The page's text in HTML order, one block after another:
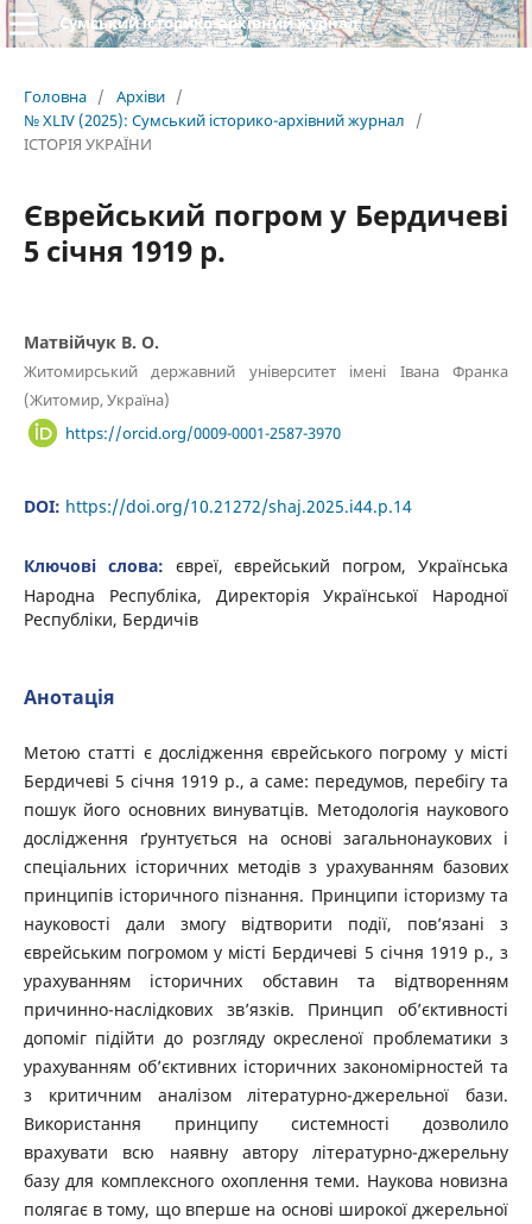
Сумський історико-архівний журнал
Головна / Архіви /
№ XLIV (2025): Сумський історико-архівний журнал
/
ІСТОРІЯ УКРАЇНИ
Єврейський погром у Бердичеві
5 січня 1919 р.
Матвійчук В. О.
Житомирський державний університет імені Івана Франка
(Житомир, Україна)
https://orcid.org/0009-0001-2587-3970
DOI: https://doi.org/10.21272/shaj.2025.i44.p.14
Ключові слова: євреї, єврейський погром, Українська
Народна Республіка, Директорія Української Народної
Республіки, Бердичів
Анотація
Метою статті є дослідження єврейського погрому у місті
Бердичеві 5 січня 1919 р., а саме: передумов, перебігу та
пошук його основних винуватців. Методологія наукового
дослідження ґрунтується на основі загальнонаукових і
спеціальних історичних методів з урахуванням базових
принципів історичного пізнання. Принципи історизму та
науковості дали змогу відтворити події, пов’язані з
єврейським погромом у місті Бердичеві 5 січня 1919 р., з
урахуванням історичних обставин та відтворенням
причинно-наслідкових зв’язків. Принцип об’єктивності
допоміг підійти до розгляду окресленої проблематики з
урахуванням об’єктивних історичних закономірностей та
з критичним аналізом літературно-джерельної бази.
Використання принципу системності дозволило
врахувати всю наявну автору літературно-джерельну
базу для комплексного охоплення теми. Наукова новизна
полягає в тому, що вперше на основі широкої джерельної